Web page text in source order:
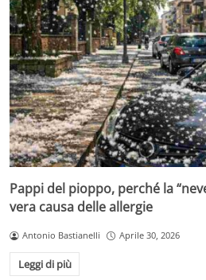
Pappi del pioppo, perché la
vera causa delle allergie
Antonio Bastianelli Aprile 30, 2026
Leggi di più